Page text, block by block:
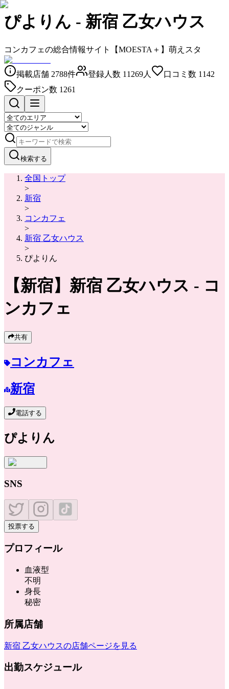
ぴよりん - 新宿 乙女ハウス
コンカフェの総合情報サイト【MOESTA＋】萌えスタ
掲載店舗 2788件 登録人数 11269人 口コミ数 1142
クーポン数 1261
検索する
全国トップ
>
新宿
>
コンカフェ
>
新宿 乙女ハウス
>
ぴよりん
【新宿】 新宿 乙女ハウス - コ
ンカフェ
共有
コンカフェ
新宿
電話する
ぴよりん
SNS
投票する
プロフィール
血液型
不明
身長
秘密
所属店舗
新宿 乙女ハウスの店舗ページを見る
出勤スケジュール